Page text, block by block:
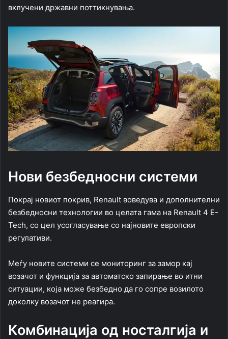
вклучени државни поттикнувања.
Нови безбедносни системи
Покрај новиот покрив, Renault воведува и дополнителни
безбедносни технологии во целата гама на Renault 4 E-
Tech, со цел усогласување со најновите европски
регулативи.
Меѓу новите системи се мониторинг за замор кај
возачот и функција за автоматско запирање во итни
ситуации, која може безбедно да го сопре возилото
доколку возачот не реагира.
Комбинација од носталгија и